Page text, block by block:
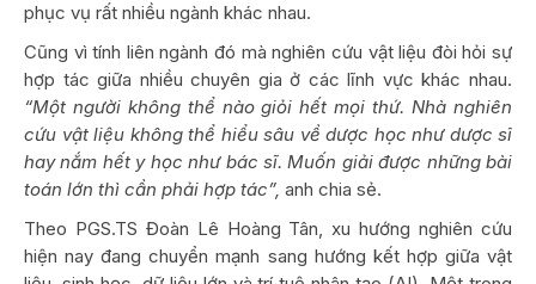
phục vụ rất nhiều ngành khác nhau.
Cũng vì tính liên ngành đó mà nghiên cứu vật liệu đòi hỏi sự
hợp tác giữa nhiều chuyên gia ở các lĩnh vực khác nhau.
“Một người không thể nào giỏi hết mọi thứ. Nhà nghiên
cứu vật liệu không thể hiểu sâu về dược học như dược sĩ
hay nắm hết y học như bác sĩ. Muốn giải được những bài
toán lớn thì cần phải hợp tác”, anh chia sẻ.
Theo PGS.TS Đoàn Lê Hoàng Tân, xu hướng nghiên cứu
hiện nay đang chuyển mạnh sang hướng kết hợp giữa vật